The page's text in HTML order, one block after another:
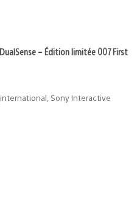
– Édition limitée 007 First
Sony Interactive